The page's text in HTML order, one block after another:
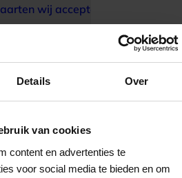
Details Over
van cookies
content en advertenties te
voor social media te bieden en om
met goed eten en
wij accepteren